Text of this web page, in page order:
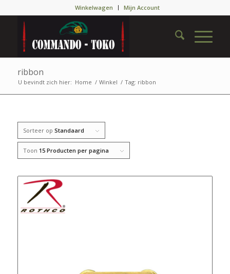
Winkelwagen Mijn Account
ribbon
U bevindt zich hier: Home / Winkel / Tag: ribbon
Sorteer op Standaard
Toon 15 Producten per pagina